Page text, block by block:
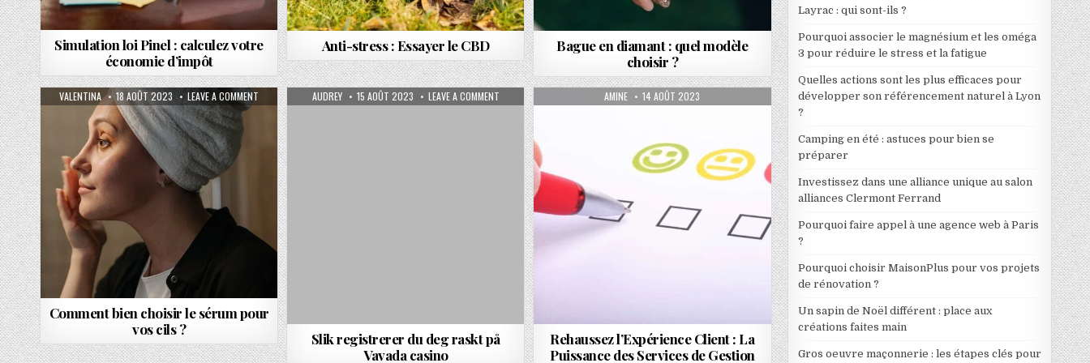
Simulation loi Pinel : calculez votre
économie d’impôt
Anti-stress : Essayer le CBD
Bague en diamant : quel modèle
choisir ?
AUTHOR:
VALENTINA PUBLISHED DATE:
18 AOÛT 2023 LEAVE A COMMENT ON COMMENT BIEN CHOISIR LE SÉRUM POUR VOS CILS ?
Comment bien choisir le sérum pour
vos cils ?
AUTHOR:
AUDREY PUBLISHED DATE:
15 AOÛT 2023 LEAVE A COMMENTON SLIK REGISTRERER DU DEG RASKT PÅ VAVADA CASINO
Slik registrerer du deg raskt på
Vavada casino
AUTHOR:
AMINE PUBLISHED DATE:
14 AOÛT 2023
Rehaussez l’Expérience Client : La
Puissance des Services de Gestion
Layrac : qui sont-ils ?
Pourquoi associer le magnésium et les oméga
3 pour réduire le stress et la fatigue
Quelles actions sont les plus efficaces pour
développer son référencement naturel à Lyon
?
Camping en été : astuces pour bien se
préparer
Investissez dans une alliance unique au salon
alliances Clermont Ferrand
Pourquoi faire appel à une agence web à Paris
?
Pourquoi choisir MaisonPlus pour vos projets
de rénovation ?
Un sapin de Noël différent : place aux
créations faites main
Gros oeuvre maçonnerie : les étapes clés pour